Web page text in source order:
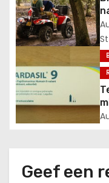
t
i
e
Geef een